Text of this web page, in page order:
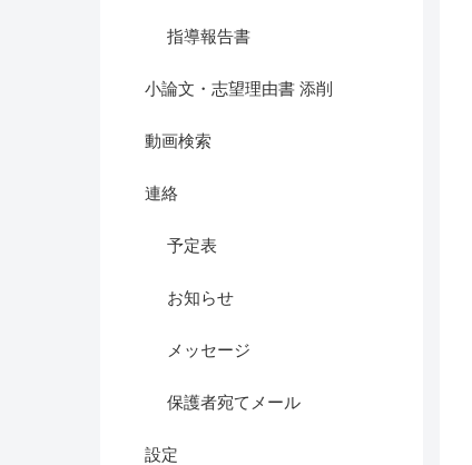
指導報告書
小論文・志望理由書 添削
動画検索
連絡
予定表
お知らせ
メッセージ
保護者宛てメール
設定